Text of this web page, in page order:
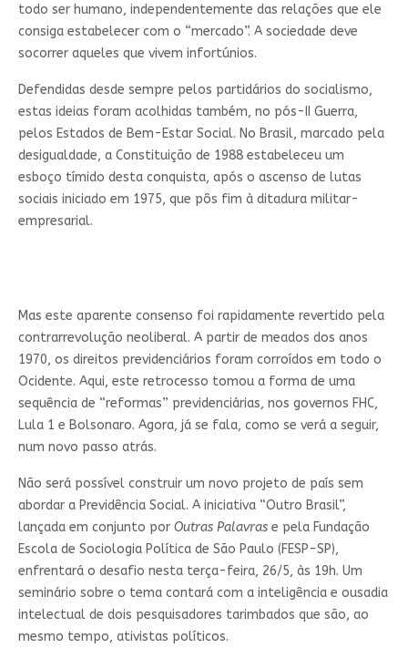
todo ser humano, independentemente das relações que ele
consiga estabelecer com o “mercado”. A sociedade deve
socorrer aqueles que vivem infortúnios.
Defendidas desde sempre pelos partidários do socialismo,
estas ideias foram acolhidas também, no pós-II Guerra,
pelos Estados de Bem-Estar Social. No Brasil, marcado pela
desigualdade, a Constituição de 1988 estabeleceu um
esboço tímido desta conquista, após o ascenso de lutas
sociais iniciado em 1975, que pôs fim à ditadura militar-
empresarial.
Mas este aparente consenso foi rapidamente revertido pela
contrarrevolução neoliberal. A partir de meados dos anos
1970, os direitos previdenciários foram corroídos em todo o
Ocidente. Aqui, este retrocesso tomou a forma de uma
sequência de “reformas” previdenciárias, nos governos FHC,
Lula 1 e Bolsonaro. Agora, já se fala, como se verá a seguir,
num novo passo atrás.
Não será possível construir um novo projeto de país sem
abordar a Previdência Social. A iniciativa “Outro Brasil”,
lançada em conjunto por Outras Palavras e pela Fundação
Escola de Sociologia Política de São Paulo (FESP-SP),
enfrentará o desafio nesta terça-feira, 26/5, às 19h. Um
seminário sobre o tema contará com a inteligência e ousadia
intelectual de dois pesquisadores tarimbados que são, ao
mesmo tempo, ativistas políticos.